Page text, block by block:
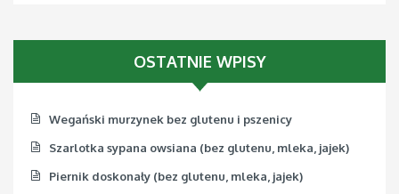
OSTATNIE WPISY
Wegański murzynek bez glutenu i pszenicy
Szarlotka sypana owsiana (bez glutenu, mleka, jajek)
Piernik doskonały (bez glutenu, mleka, jajek)